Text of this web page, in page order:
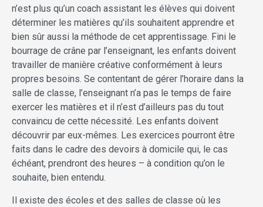
n’est plus qu’un coach assistant les élèves qui doivent
déterminer les matières qu’ils souhaitent apprendre et
bien sûr aussi la méthode de cet apprentissage. Fini le
bourrage de crâne par l’enseignant, les enfants doivent
travailler de manière créative conformément à leurs
propres besoins. Se contentant de gérer l’horaire dans la
salle de classe, l’enseignant n’a pas le temps de faire
exercer les matières et il n’est d’ailleurs pas du tout
convaincu de cette nécessité. Les enfants doivent
découvrir par eux-mêmes. Les exercices pourront être
faits dans le cadre des devoirs à domicile qui, le cas
échéant, prendront des heures – à condition qu’on le
souhaite, bien entendu.
Il existe des écoles et des salles de classe où les